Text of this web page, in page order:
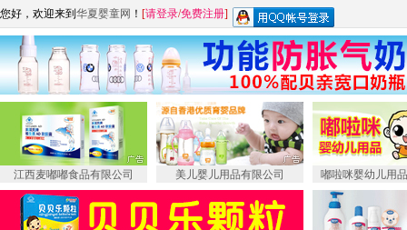
您好，欢迎来到 华夏婴童网 ！ [请登录/免费注册]
江西麦嘟嘟食品有限公司 美儿婴儿用品有限公司 嘟啦咪婴幼儿用